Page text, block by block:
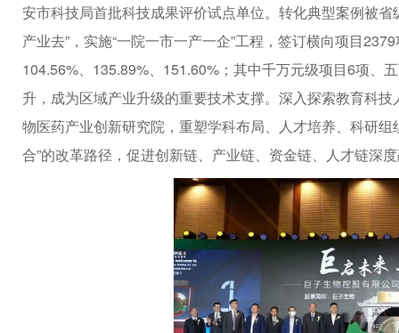
安市科技局首批科技成果评价试点单位。转化典型案例被
产业去”，实施“一院一市一产一企”工程，签订横向项目
104.56%、135.89%、151.60%；其中千万元级项目6项、
升，成为区域产业升级的重要技术支撑。深入探索教育科
物医药产业创新研究院，重塑学科布局、人才培养、科研
合”的改革路径，促进创新链、产业链、资金链、人才链深